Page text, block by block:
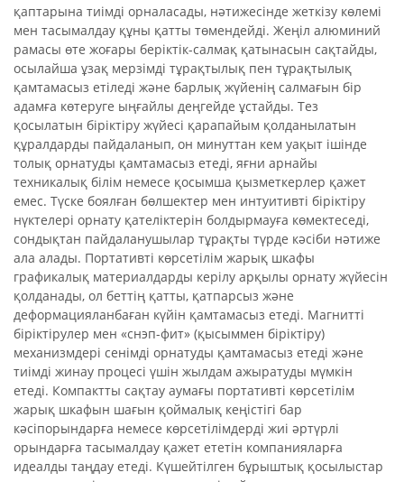
қаптарына тиімді орналасады, нәтижесінде жеткізу көлемі
мен тасымалдау құны қатты төмендейді. Жеңіл алюминий
рамасы өте жоғары беріктік-салмақ қатынасын сақтайды,
осылайша ұзақ мерзімді тұрақтылық пен тұрақтылық
қамтамасыз етіледі және барлық жүйенің салмағын бір
адамға көтеруге ыңғайлы деңгейде ұстайды. Тез
қосылатын біріктіру жүйесі қарапайым қолданылатын
құралдарды пайдаланып, он минуттан кем уақыт ішінде
толық орнатуды қамтамасыз етеді, яғни арнайы
техникалық білім немесе қосымша қызметкерлер қажет
емес. Түске боялған бөлшектер мен интуитивті біріктіру
нүктелері орнату қателіктерін болдырмауға көмектеседі,
сондықтан пайдаланушылар тұрақты түрде кәсіби нәтиже
ала алады. Портативті көрсетілім жарық шкафы
графикалық материалдарды керілу арқылы орнату жүйесін
қолданады, ол беттің қатты, қатпарсыз және
деформацияланбаған күйін қамтамасыз етеді. Магнитті
біріктірулер мен «снэп-фит» (қысыммен біріктіру)
механизмдері сенімді орнатуды қамтамасыз етеді және
тиімді жинау процесі үшін жылдам ажыратуды мүмкін
етеді. Компактты сақтау аумағы портативті көрсетілім
жарық шкафын шағын қоймалық кеңістігі бар
кәсіпорындарға немесе көрсетілімдерді жиі әртүрлі
орындарға тасымалдау қажет ететін компанияларға
идеалды таңдау етеді. Күшейтілген бұрыштық қосылыстар